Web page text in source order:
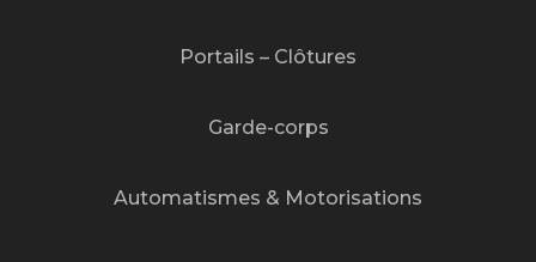
Portails – Clôtures
Garde-corps
Automatismes & Motorisations